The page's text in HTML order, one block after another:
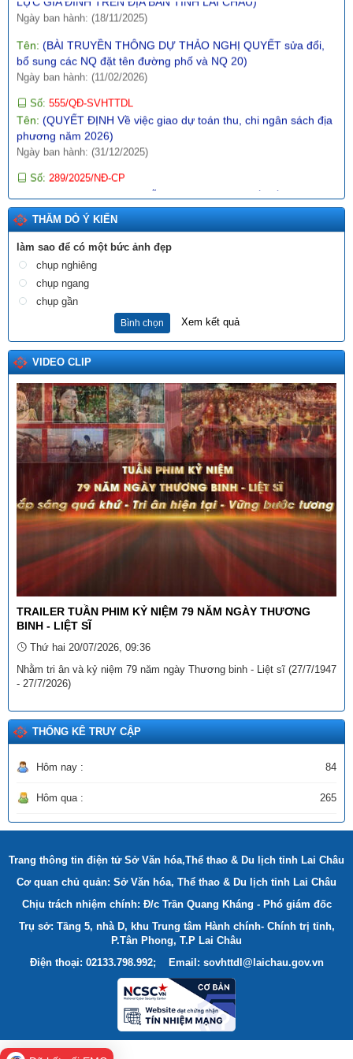
bổ sung các NQ đặt tên đường phố và NQ 20)
Số:555/QĐ-SVHTTDL
Tên: (QUYẾT ĐỊNH Về việc giao dự toán thu, chi ngân sách địa
Ngày ban hành: (31/12/2025)
Số:289/2025/NĐ-CP
Tên: (NGHỊ ĐỊNH Hướng dẫn thi hành Nghị quyết số
một số cơ chế, chính sách đặc biệt tạo đột phá trong xây dựng
và tổ chức thi hành pháp luật)
Ngày ban hành: (10/12/2025)
1987/SVHTTDL-VP
tháng 6 năm 2026)
Ngày ban hành: (03/06/2026)
(BÀI TRUYỀN THÔNG DỰ THẢO NGHỊ QUYẾT QUY
ĐỊNH NỘI DUNG, MỨC CHI MỘT SỐ HOẠT ĐỘNG VĂN HÓA,
NGHỆ THUẬT TRÊN ĐỊA BÀN TỈNH LAI CHÂU)
Ngày ban hành: (12/11/2025)
Số:15/2025/TT-BTP
Tên:(THÔNG TƯ Hướng dẫn thi hành Quyết định số
27/2025/QĐ-TTg ngày 04 tháng 8 năm 2025 của Thủ tướng
Chính phủ quy định về xã, phường, đặc khu đạt chuẩn tiếp cận
pháp luật)
Ngày ban hành: (29/09/2025)
Số:3046/SVHTTDL-VP
Tên:(V/v triển khai thực hiện Thông tư số 98/2025/TT-BTC
ngày 27 tháng 10 năm 2025 của Bộ trưởng Bộ Tài chính)
Ngày ban hành: (06/11/2025)
Tên:
(Danh sách dự kiến xếp hạng “Khách sạn tiêu biểu không
thuốc lá” lần thứ I - năm 2025)
Ngày ban hành: (18/12/2025)
Tên:(THÔNG TƯ Quy định và hướng dẫn công tác thi đua,
khen thưởng về Dân quân tự vệ)
Ngày ban hành: (22/12/2025)
THĂM DÒ Ý KIẾN
làm sao để có một bức ảnh đẹp
chụp nghiêng
chụp ngang
chụp gần
Bình chọn Xem kết quả
VIDEO CLIP
TRAILER TUẦN PHIM KỶ NIỆM 79 NĂM NGÀY THƯƠNG
BINH - LIỆT SĨ
Thứ hai 20/07/2026, 09:36
Nhằm tri ân và kỷ niệm 79 năm ngày Thương binh - Liệt sĩ (27/7/1947
- 27/7/2026)
THỐNG KÊ TRUY CẬP
Hôm nay : 84
Hôm qua : 265
Trang thông tin điện tử Sở Văn hóa,Thể thao & Du lịch tỉnh Lai Châu
Cơ quan chủ quản: Sở Văn hóa, Thể thao & Du lịch tỉnh Lai Châu
Chịu trách nhiệm chính: Đ/c Trần Quang Kháng - Phó giám đốc
Trụ sở: Tầng 5, nhà D, khu Trung tâm Hành chính- Chính trị tỉnh,
P.Tân Phong, T.P Lai Châu
Điện thoại: 02133.798.992; Email: sovhttdl@laichau.gov.vn